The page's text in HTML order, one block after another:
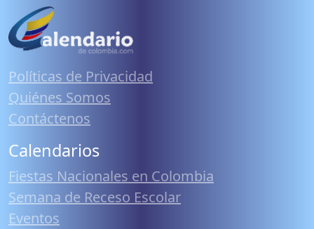
Políticas de Privacidad
Quiénes Somos
Contáctenos
Calendarios
Fiestas Nacionales en Colombia
Semana de Receso Escolar
Eventos